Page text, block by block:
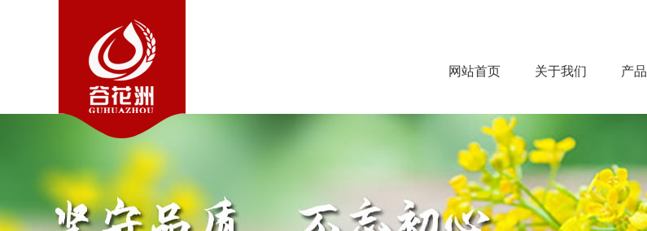
网站首页 关于我们 产